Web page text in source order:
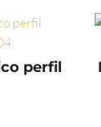
perfil